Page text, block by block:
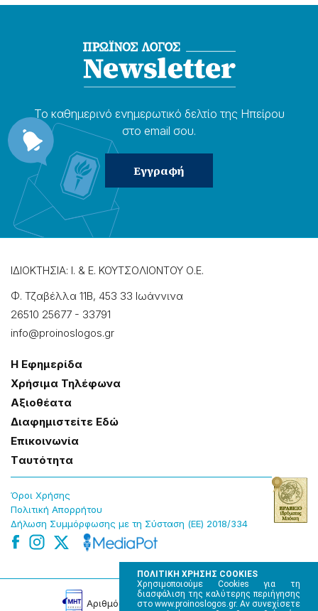
ΠΟΛΙΤΙΚΗ ΧΡΗΣΗΣ COOKIES
Χρησιμοποιούμε Cookies για τη
διασφάλιση της καλύτερης περιήγησης
στο www.proinoslogos.gr. Αν συνεχίσετε
Το καθημερɩνό ενημερωτɩκό δελτίο της Ηπείρου
στο email σου.
ΙΔΙΟΚΤΗΣΙΑ: Ι. & Ε. ΚΟΥΤΣΟΛΙΟΝΤΟΥ Ο.Ε.
Φ. Τζαβέλλα 11Β, 453 33 Ιωάννɩνα
26510 25677 - 33791
info@proinoslogos.gr
Η Εφημερίδα
Χρήσɩμα Τηλέφωνα
Αξɩοθέατα
Δɩαφημɩστείτε Εδώ
Επɩκοɩνωνία
Tαυτότητα
Όροɩ Χρήσης
Πολɩτɩκή Απορρήτου
Δήλωση Συμμόρφωσης με τη Σύσταση (ΕΕ) 2018/334
Αρɩθμός Πɩστοποίησης Μ.Η.Τ. 220242